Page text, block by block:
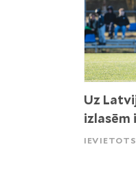
Uz
izlasēm